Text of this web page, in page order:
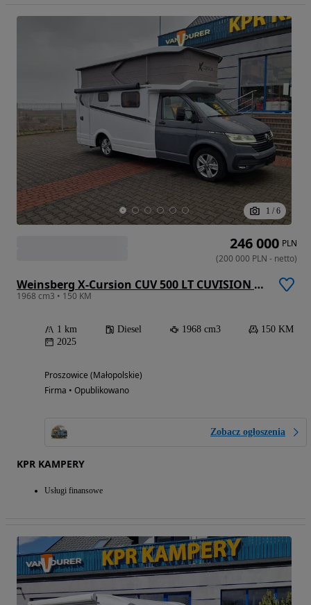
1 / 6
Weinsberg X-Cursion CUV 500 LT CUVISION 2 osobne łóżka FV23%
1968 cm3 • 150 KM
1 km Diesel 1968 cm3
150 KM
2025
Proszowice (Małopolskie)
Firma • Opublikowano
Zobacz ogłoszenia
KPR KAMPERY
Usługi finansowe
246 000 PLN
(200 000 PLN - netto)